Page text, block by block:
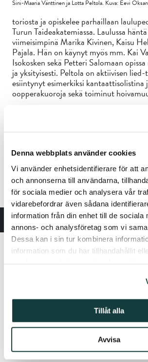
Denna webbplats använder cookies
Vi använder enhetsidentifierare för att
och annonserna till användarna,
för sociala medier och analysera vår
vidarebefordrar även sådana
information från din enhet till de sociala
annons- och analysföretag som vi
Dessa kan i sin tur kombinera
information som du har tillhandahållit
Tillåt alla
Avvisa
Sini-Maaria Vänttinen ja Lotta Peltola. Kuva: Eevi
toriosta ja opiskelee parhaillaan
Turun Taideakatemiassa. Laulussa
viimeisimpinä Marika Kivinen, Kaisu
Pajala. Hän on käynyt myös mm. Kai
Isokosken sekä Petteri Salomaan
ja yksityisesti. Peltola on aktiivisen
esiintynyt esimerkiksi kantaattisolistina
oopperakuoroja sekä toiminut
(s. 2000) on
pianisti, huilisti ja säveltäjä. Hän on
musiikkipedagogiikkaa Jaana Luuppalan
Taideakatemiassa. Vänttinen on
Hovivuoren ja Outi Haapasen opissa,
muun muassa Paavali Jumppasen ja
mestarikursseille. Hän on ollut aktiivinen
kamarimusiikin parissa. Vänttinen on
hyväntekeväisyyskonsertteja
toiminut hoivamuusikkona. Hän on
viittomakielen tulkiksi, ja näissä
opinnäytetyönä mallipohjan klassisen
instrumentaalimusiikin tulkkaamisesta
Kesän 2025 aikana museomme herää
viikonloppuisin, kun salissa kuullaan
näin haluamme antaa myös
näyttelyihimme hieman erilaisella
myös istahtaa konserttisalin puolelle ja
musiikista.